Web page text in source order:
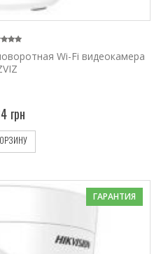
Wi-Fi видеокамера
грн
ГАРАНТИЯ